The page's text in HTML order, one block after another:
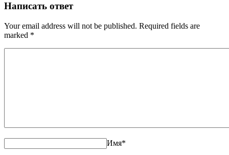
Написать ответ
Your email address will not be published. Required fields are
marked *
Имя*